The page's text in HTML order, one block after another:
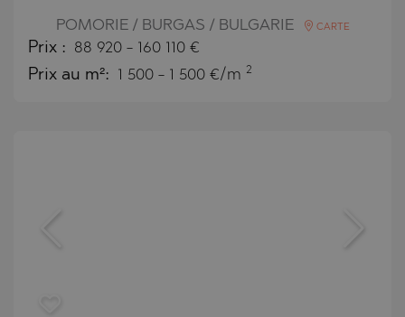
POMORIE / BURGAS / BULGARIE CARTE
Prix : 88 920 - 160 110 €
Prix au m²: 1 500 - 1 500 €/m 2